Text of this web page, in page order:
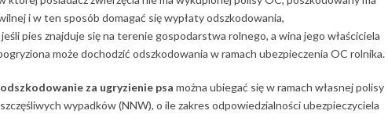
i w ten sposób domagać się wypłaty odszkodowania,
pies znajduje się na terenie gospodarstwa rolnego, a wina jego właściciela
może dochodzić odszkodowania w ramach ubezpieczenia OC rolnika.
odszkodowanie za ugryzienie psa można ubiegać się w ramach własnej polisy
wypadków (NNW), o ile zakres odpowiedzialności ubezpieczyciela